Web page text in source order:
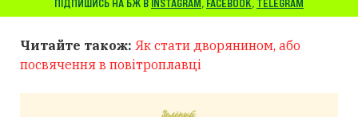
ПІДПИШИСЬ НА БЖ В INSTAGRAM, FACEBOOK, TELEGRAM
Читайте також: Як стати дворянином, або
посвячення в повітроплавці